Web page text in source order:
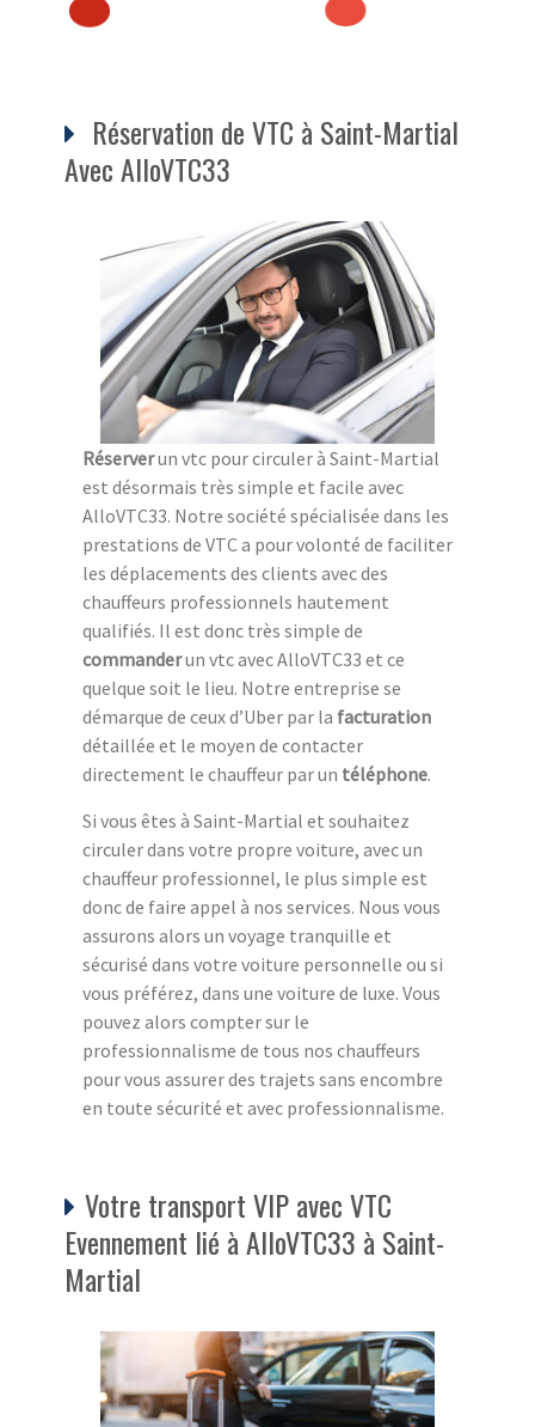
Réservation de VTC à Saint-Martial
Avec AlloVTC33
Réserverun vtc pour circuler à Saint-Martial
est désormais très simple et facile avec
AlloVTC33. Notre société spécialisée dans les
prestations de VTC a pour volonté de faciliter
les déplacements des clients avec des
chauffeurs professionnels hautement
qualifiés. Il est donc très simple de
commanderun vtc avec AlloVTC33 et ce
quelque soit le lieu. Notre entreprise se
démarque de ceux d’Uber par la facturation
détaillée et le moyen de contacter
directement le chauffeur par un téléphone.
Si vous êtes à Saint-Martial et souhaitez
circuler dans votre propre voiture, avec un
chauffeur professionnel, le plus simple est
donc de faire appel à nos services. Nous vous
assurons alors un voyage tranquille et
sécurisé dans votre voiture personnelle ou si
vous préférez, dans une voiture de luxe. Vous
pouvez alors compter sur le
professionnalisme de tous nos chauffeurs
pour vous assurer des trajets sans encombre
en toute sécurité et avec professionnalisme.
Votre transport VIP avec VTC
Evennement lié à AlloVTC33 à Saint-
Martial